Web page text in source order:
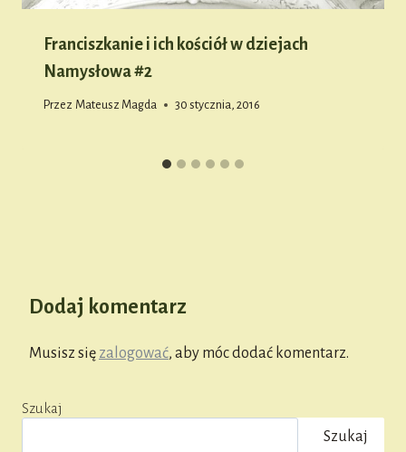
Franciszkanie i ich kościół w dziejach
Namysłowa #2
Przez Mateusz Magda 30 stycznia, 2016
Dodaj komentarz
Musisz się zalogować, aby móc dodać komentarz.
Szukaj
Szukaj